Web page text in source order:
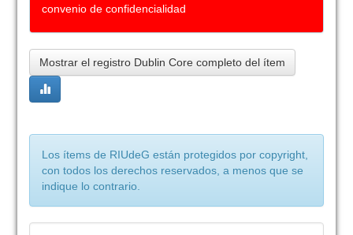
convenio de confidencialidad
Mostrar el registro Dublin Core completo del ítem
Los ítems de RIUdeG están protegidos por copyright,
con todos los derechos reservados, a menos que se
indique lo contrario.